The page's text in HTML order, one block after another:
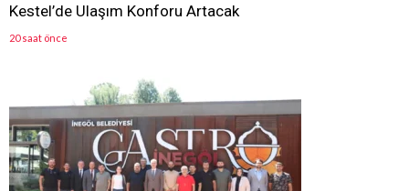
Kestel’de Ulaşım Konforu Artacak
20 saat önce